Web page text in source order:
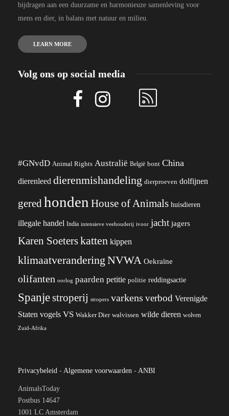
bijdragen aan een duurzame en harmonieuze samenleving voor
mens en dier, in balans met natuur en milieu.
LEARN MORE
Volg ons op social media
#GNvdD Animal Rights Australië België bont China
dierenleed dierenmishandeling dierproeven dolfijnen
geredhonden House of Animals huisdieren
illegale handel India intensieve veehouderij ivoor jacht jagers
Karen Soeterskatten kippen
klimaatverandering NVWA Oekraïne
olifanten oorlog paarden petitie politie reddingsactie
Spanjestroperij stropers varkens verbod Verenigde
Staten vogels VS Wakker Dier walvissen wilde dieren wolven
Zuid-Afrika
Privacybeleid - Algemene voorwaarden - ANBI
AnimalsToday
Postbus 14647
1001 LC Amsterdam